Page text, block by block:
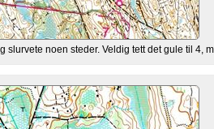
slurvete noen steder. Veldig tett det gule til 4,